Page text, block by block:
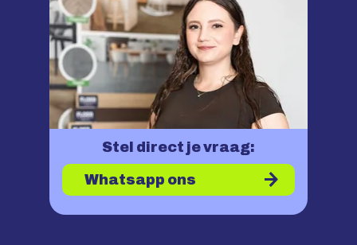
Stel direct je vraag:
Whatsapp ons